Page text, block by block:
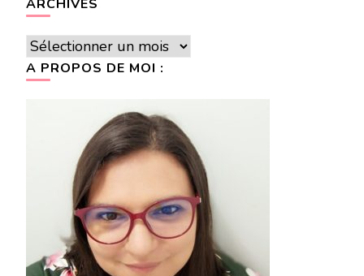
ARCHIVES
Archives
A PROPOS DE MOI :